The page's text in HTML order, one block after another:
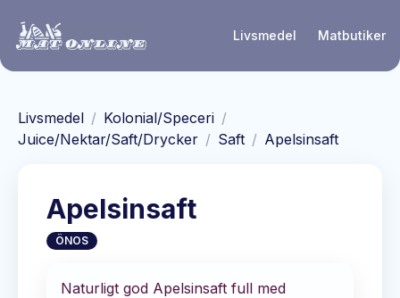
Livsmedel Matbutiker
Livsmedel / Kolonial/Speceri /
Juice/Nektar/Saft/Drycker / Saft / Apelsinsaft
Apelsinsaft
ÖNOS
Naturligt god Apelsinsaft full med